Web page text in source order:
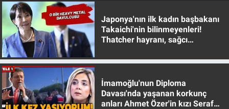
Japonya'nın ilk kadın başbakanı
Takaichi'nin bilinmeyenleri!
Thatcher hayranı, sağcı
İmamoğlu'nun Diploma
Davası'nda yaşanan korkunç
anları Ahmet Özer'in kızı Seraf